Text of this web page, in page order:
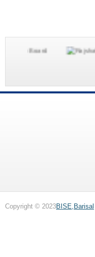
Copyright © 2023BISE,Barisal